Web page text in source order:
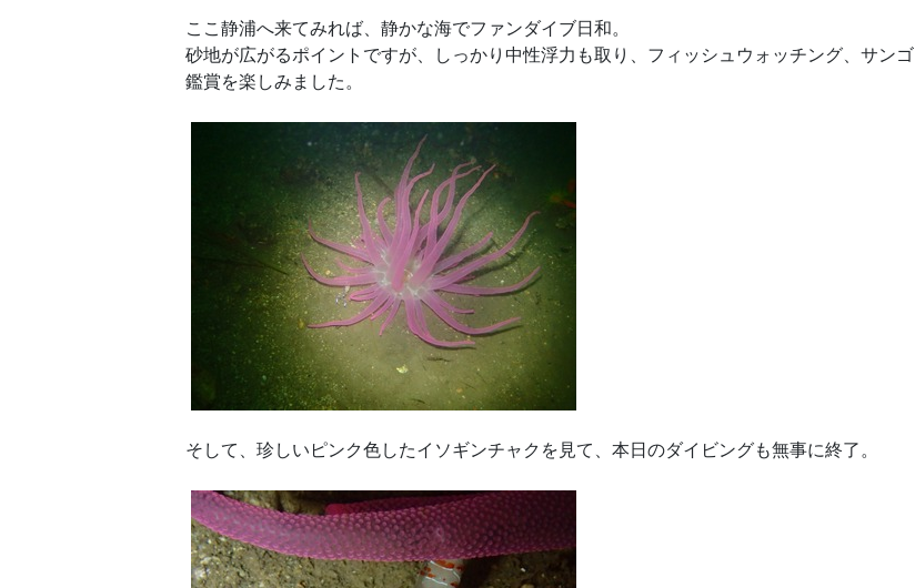
ここ静浦へ来てみれば、静かな海でファンダイブ日和。
砂地が広がるポイントですが、しっかり中性浮力も取り、フィッシュウォッチング、サンゴ
鑑賞を楽しみました。
そして、珍しいピンク色したイソギンチャクを見て、本日のダイビングも無事に終了。